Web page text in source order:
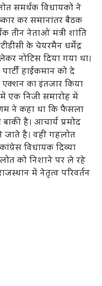
समर्थक विधायकों ने
कर समानांतर बैठक
तीन नेताओं मंत्री शांति
के चेयरमैन धर्मेंद्र
नोटिस दिया गया था।
हाईकमान को दे
एक्शन का इंतजार किया
एक निजी समारोह में
ने कहा था कि फैसला
है। आचार्य प्रमोद
जाते है। वहीं गहलोत
विधायक दिव्या
को निशाने पर ले रहे
में नेतृत्व परिवर्तन